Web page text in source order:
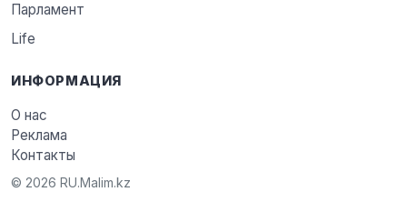
Парламент
Life
ИНФОРМАЦИЯ
О нас
Реклама
Контакты
© 2026 RU.Malim.kz